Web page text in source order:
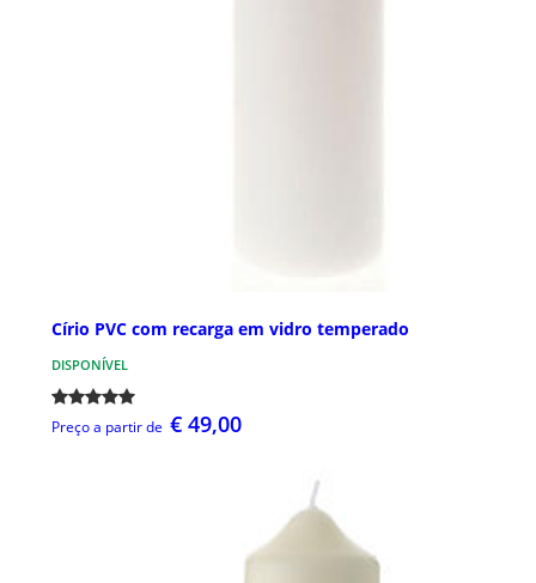
Círio PVC com recarga em vidro temperado
DISPONÍVEL
Preço a partir de € 49,00